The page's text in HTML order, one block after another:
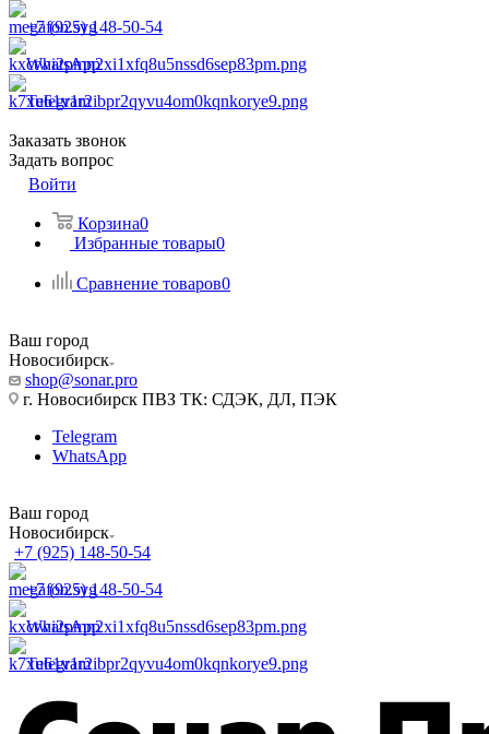
+7 (925) 148-50-54
WhatsApp
Telegram
Заказать звонок
Задать вопрос
Войти
Корзина0
Избранные товары0
Сравнение товаров0
Ваш город
Новосибирск
shop@sonar.pro
г. Новосибирск ПВЗ ТК: СДЭК, ДЛ, ПЭК
Telegram
WhatsApp
Ваш город
Новосибирск
+7 (925) 148-50-54
+7 (925) 148-50-54
WhatsApp
Telegram